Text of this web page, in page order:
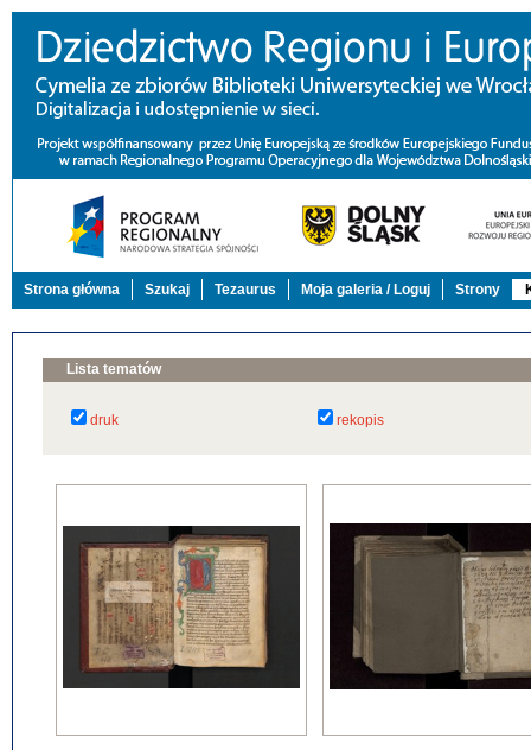
Strona główna Szukaj Tezaurus Moja galeria / Loguj Strony
Lista tematów
druk rekopis